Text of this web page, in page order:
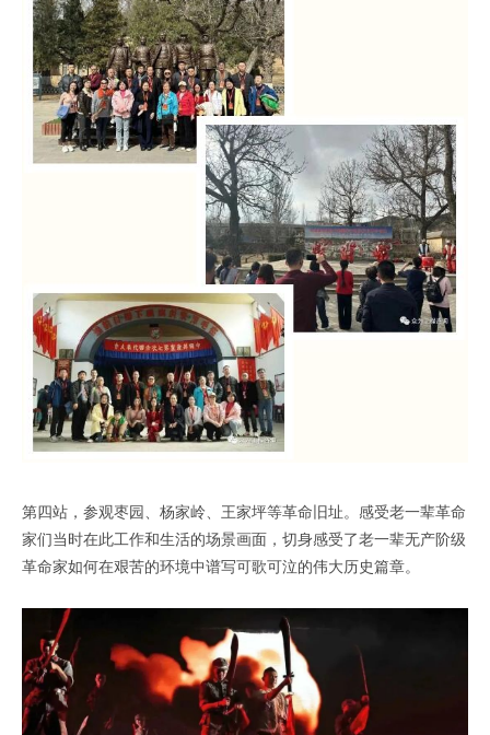
第四站，参观枣园、杨家岭、王家坪等革命旧址。感受老一辈革命
家们当时在此工作和生活的场景画面，切身感受了老一辈无产阶级
革命家如何在艰苦的环境中谱写可歌可泣的伟大历史篇章。